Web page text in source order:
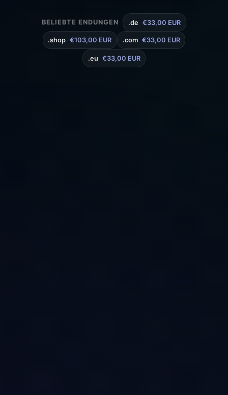
BELIEBTE ENDUNGEN .de €33,00 EUR
.shop €103,00 EUR .com €33,00 EUR
.eu €33,00 EUR